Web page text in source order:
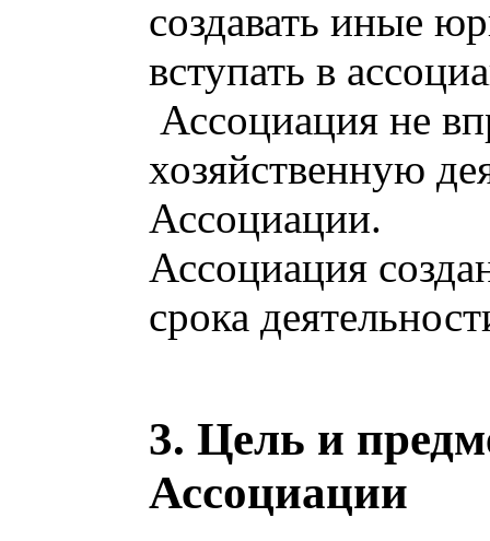
создавать иные
вступать в
Ассоциация не
хозяйственную
Ассоциации.
Ассоциация
срока
3. Цель и
Ассоциации